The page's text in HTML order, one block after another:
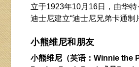
立于1923年10月16日，由华特
迪士尼建立“迪士尼兄弟卡通制
小熊维尼和朋友
小熊维尼（英语：Winnie the